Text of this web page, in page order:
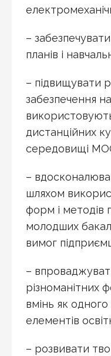
–
планів і
– підвищувати
забезпечення
дистанційних
середовищі
–
шляхом
форм і методів
молодших
вимог
–
різноманітних
вмінь як
елементів
– розвивати